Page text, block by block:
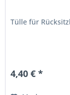
Tülle für
4,40 € *